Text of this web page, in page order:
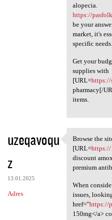
alopecia.
https://
be your
market, it's
specific needs.
Get your
supplies with
[URL=https://
pharmacy[/
items.
uzeqavoqu
z
13.01.2025
Adres
Browse
Browse the
[URL=
discount
premium
When
issues,
href="https://
150mg</a>